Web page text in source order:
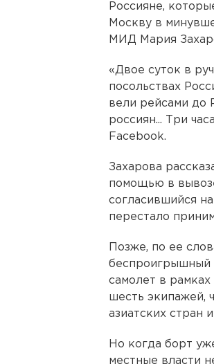
Россияне,
Москву в
МИД Мария
«Двое суток в
посольствах
вели рейсами до
россиян... Три
Facebook.
Захарова
помощью в
согласившийся
перестало
Позже, по ее
беспроигрышный
самолет в
шесть экипажей,
азиатских стран
Но когда борт
местные власти